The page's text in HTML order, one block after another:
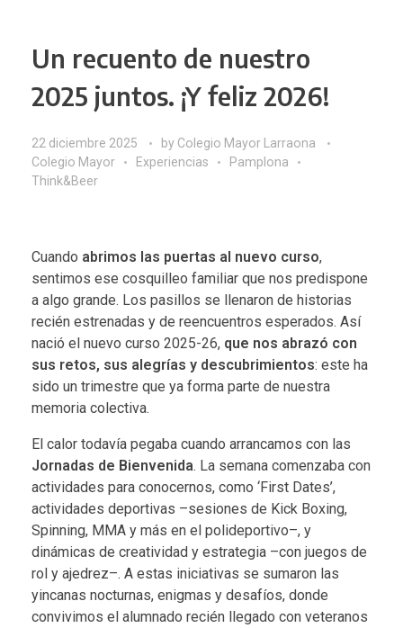
Un recuento de nuestro
2025 juntos. ¡Y feliz 2026!
22 diciembre 2025 by Colegio Mayor Larraona
Colegio Mayor
Experiencias
Pamplona
Think&Beer
Cuando abrimos las puertas al nuevo curso,
sentimos ese cosquilleo familiar que nos predispone
a algo grande. Los pasillos se llenaron de historias
recién estrenadas y de reencuentros esperados. Así
nació el nuevo curso 2025-26, que nos abrazó con
sus retos, sus alegrías y descubrimientos: este ha
sido un trimestre que ya forma parte de nuestra
memoria colectiva.
El calor todavía pegaba cuando arrancamos con las
Jornadas de Bienvenida. La semana comenzaba con
actividades para conocernos, como ‘First Dates’,
actividades deportivas –sesiones de Kick Boxing,
Spinning, MMA y más en el polideportivo–, y
dinámicas de creatividad y estrategia –con juegos de
rol y ajedrez–. A estas iniciativas se sumaron las
yincanas nocturnas, enigmas y desafíos, donde
convivimos el alumnado recién llegado con veteranos